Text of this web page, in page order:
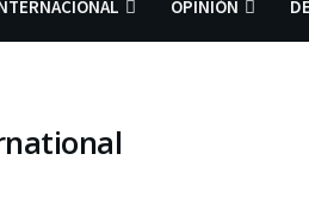
OPINIÓN